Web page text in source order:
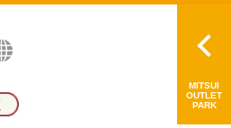
MITSUI
OUTLET
PARK